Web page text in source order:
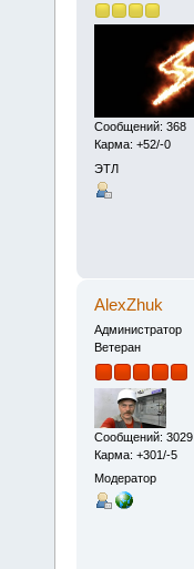
Сообщений: 368
Карма: +52/-0
ЭТЛ
AlexZhuk
Администратор
Ветеран
Сообщений: 3029
Карма: +301/-5
Модератор